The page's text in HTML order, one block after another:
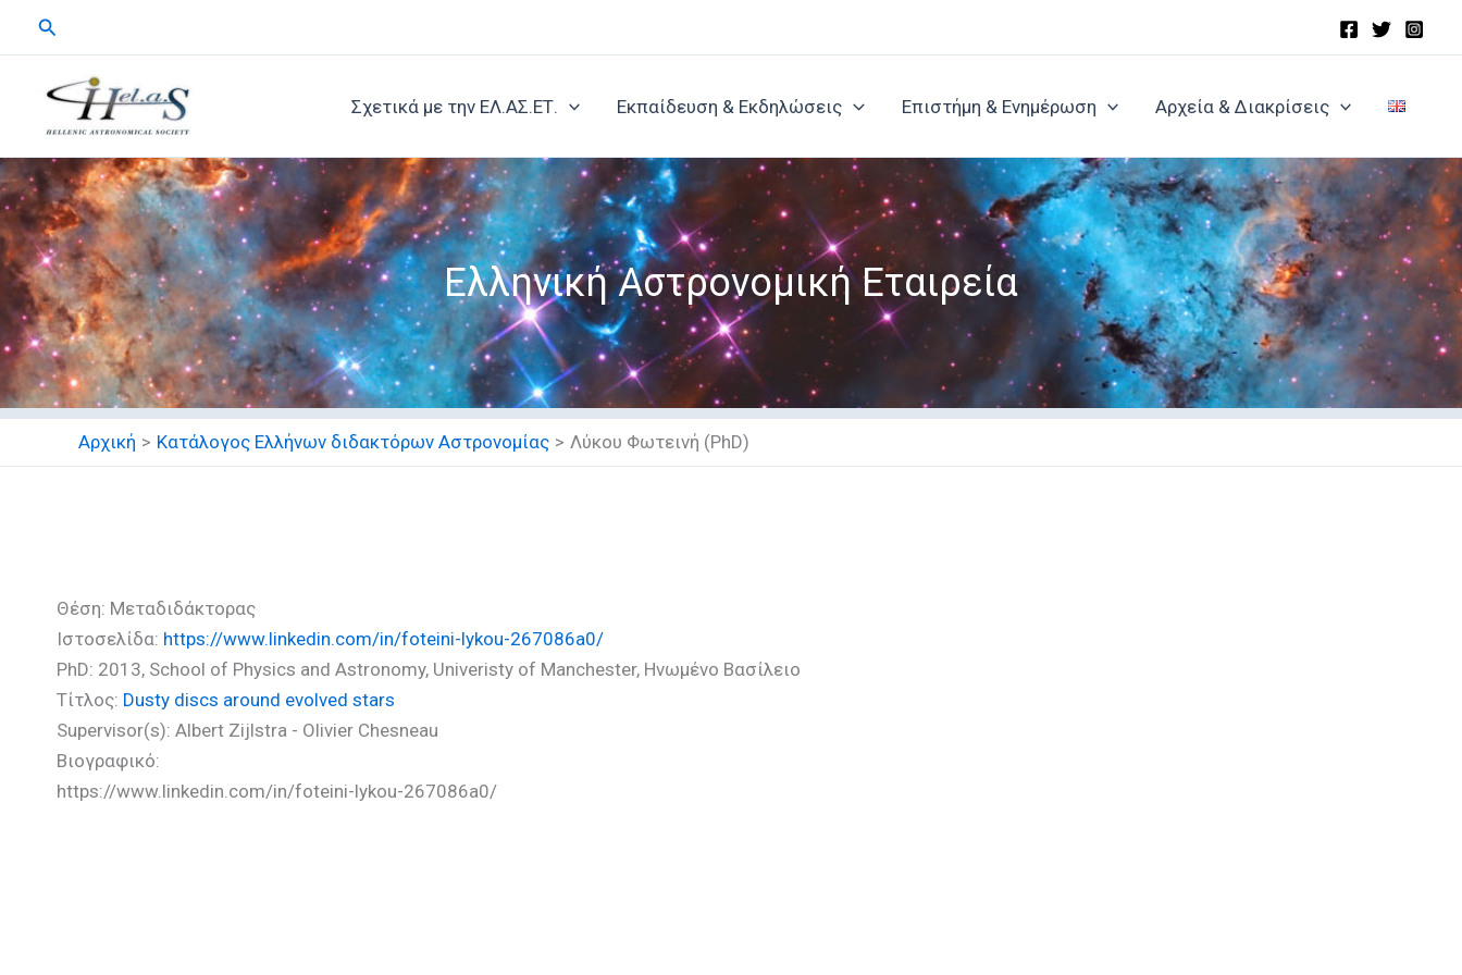
Μετάβαση
περιεχόμενο
Αναζήτηση
Σχετικά με την ΕΛ.ΑΣ.ΕΤ. Εκπαίδευση & Εκδηλώσεις Επιστήμη & Ενημέρωση Αρχεία & Διακρίσεις
Ελληνική Αστρονομική Εταιρεία
Αρχική Κατάλογος Ελλήνων διδακτόρων Αστρονομίας Λύκου Φωτεινή (PhD)
Θέση: Μεταδιδάκτορας
Ιστοσελίδα: https://www.linkedin.com/in/foteini-lykou-267086a0/
PhD: 2013, School of Physics and Astronomy, Univeristy of Manchester, Ηνωμένο Βασίλειο
Τίτλος: Dusty discs around evolved stars
Supervisor(s): Albert Zijlstra - Olivier Chesneau
Βιογραφικό:
https://www.linkedin.com/in/foteini-lykou-267086a0/